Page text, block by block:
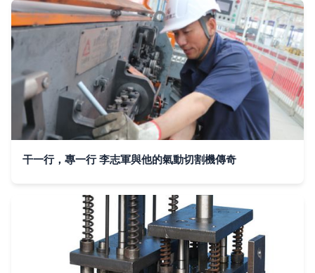
干一行，專一行 李志軍與他的氣動切割機傳奇